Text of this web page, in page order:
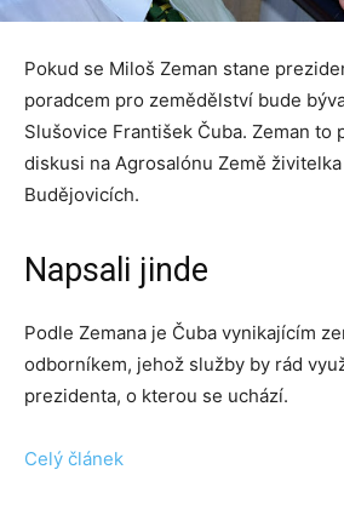
Pokud se Miloš Zeman stane
poradcem pro zemědělství bude
Slušovice František Čuba. Zeman
diskusi na Agrosalónu Země
Budějovicích.
Napsali jinde
Podle Zemana je Čuba vynikajícím
odborníkem, jehož služby by rád
prezidenta, o kterou se uchází.
Celý článek